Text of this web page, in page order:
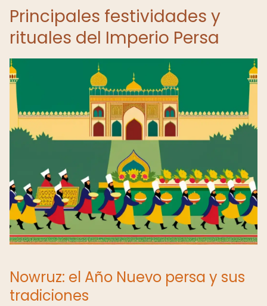
Principales festividades y
rituales del Imperio Persa
Nowruz: el Año Nuevo persa y sus
tradiciones